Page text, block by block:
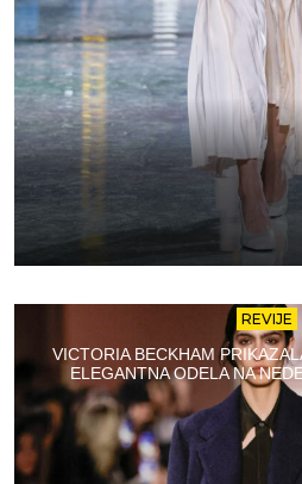
REVIJE
VICTORIA BECKHAM
ELEGANTNA ODELA NA